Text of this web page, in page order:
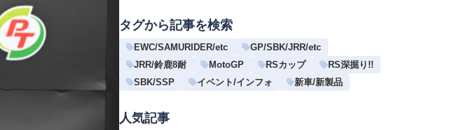
タグから記事を検索
EWC/SAMURIDER/etc
GP/SBK/JRR/etc
JRR/鈴鹿8耐
MotoGP RSカップ
RS深掘り!!
SBK/SSP
イベント/インフォ 新車/新製品
人気記事